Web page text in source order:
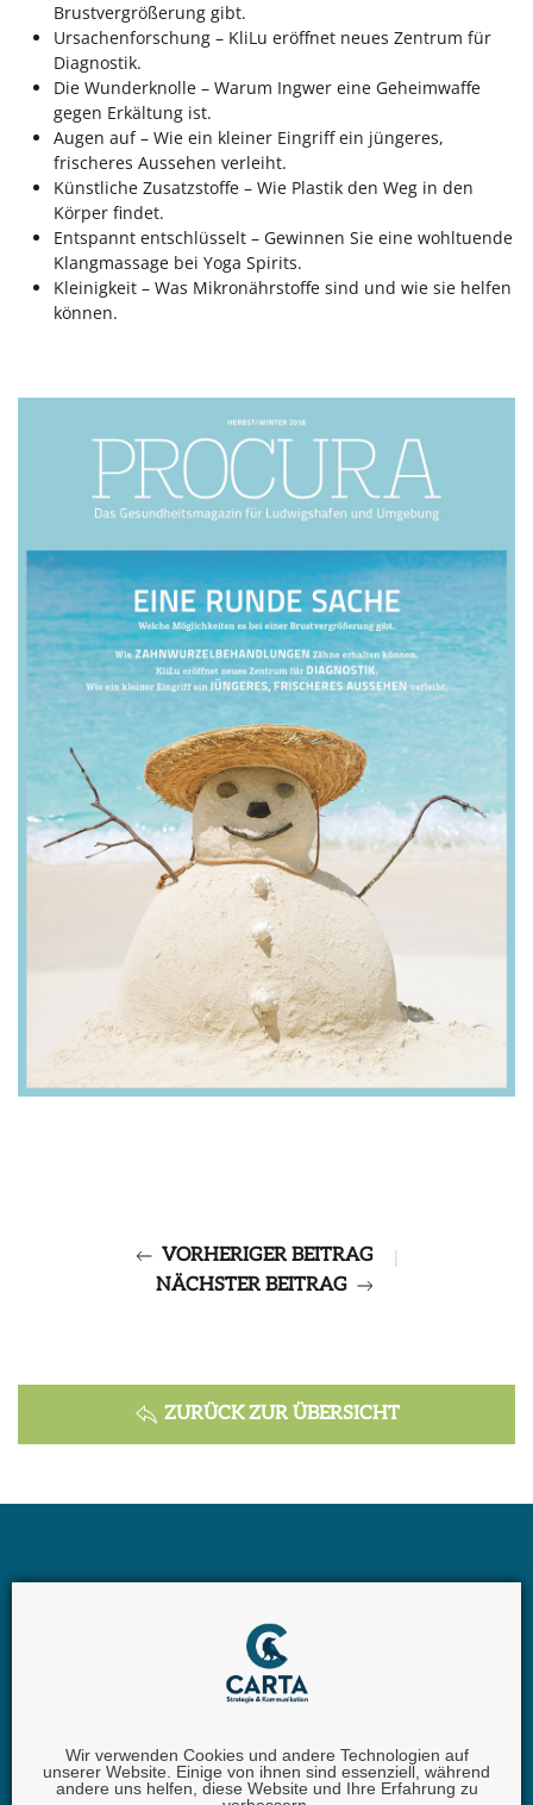
Wir verwenden Cookies und andere Technologien auf
unserer Website. Einige von ihnen sind essenziell, während
andere uns helfen, diese Website und Ihre Erfahrung zu
Brustvergrößerung gibt.
Ursachenforschung – KliLu eröffnet neues Zentrum für
Diagnostik.
Die Wunderknolle – Warum Ingwer eine Geheimwaffe
gegen Erkältung ist.
Augen auf – Wie ein kleiner Eingriff ein jüngeres,
frischeres Aussehen verleiht.
Künstliche Zusatzstoffe – Wie Plastik den Weg in den
Körper findet.
Entspannt entschlüsselt – Gewinnen Sie eine wohltuende
Klangmassage bei Yoga Spirits.
Kleinigkeit – Was Mikronährstoffe sind und wie sie helfen
können.
VORHERIGER BEITRAG
|
NÄCHSTER BEITRAG
ZURÜCK ZUR ÜBERSICHT
Carta GmbH |Iggelheimer Str. 26 | 67346 Speyer |